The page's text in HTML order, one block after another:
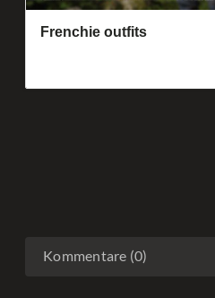
Kommentare (0)